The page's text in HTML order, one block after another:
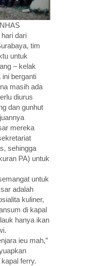
dari
tim
untuk
– kelak
berganti
masih ada
diurus
dan gunhut
mereka
sehingga
PA) untuk
untuk
adalah
kuliner,
di kapal
hanya ikan
ieu mah,”
ferry.